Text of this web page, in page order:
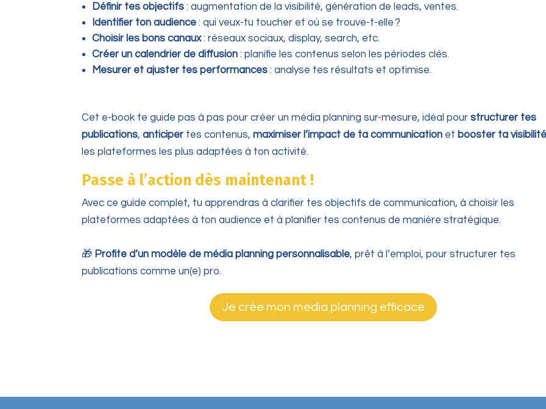
Définir tes objectifs : augmentation de la visibilité, génération de leads, ventes.
Identifier ton audience : qui veux-tu toucher et où se trouve-t-elle ?
Choisir les bons canaux: réseaux sociaux, display, search, etc.
Créer un calendrier de diffusion : planifie les contenus selon les périodes clés.
Mesurer et ajuster tes performances : analyse tes résultats et optimise.
Cet e-book te guide pas à pas pour créer un média planning sur-mesure, idéal pourstructurer tes
publications,anticiper tes contenus,maximiser l’impact de ta communication et booster ta
les plateformes les plus adaptées à ton activité.
Passe à l’action dès maintenant !
Avec ce guide complet, tu apprendras à clarifier tes objectifs de communication, à choisir les
plateformes adaptées à ton audience et à planifier tes contenus de manière stratégique.
🎁 Profite d’un modèle de média planning personnalisable, prêt à l’emploi, pour structurer tes
publications comme un(e) pro.
Je crée mon media planning efficace